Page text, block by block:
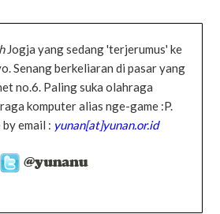
Jogja yang sedang 'terjerumus' ke
Senang berkeliaran di pasar yang
no.6. Paling suka olahraga
komputer alias nge-game :P.
email : yunan[at]yunan.or.id